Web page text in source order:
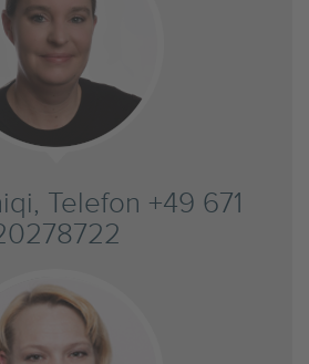
Telefon +49 671